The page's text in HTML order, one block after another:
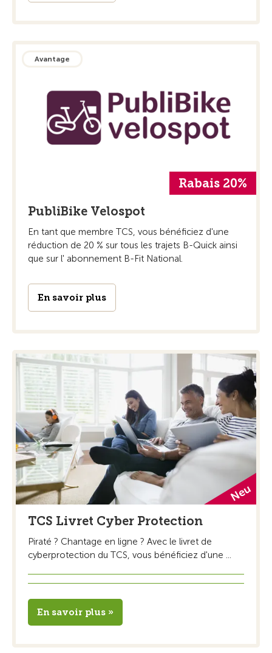
Avantage
Rabais 20%
PubliBike Velospot
En tant que membre TCS, vous bénéficiez d'une
réduction de 20 % sur tous les trajets B-Quick ainsi
que sur l' abonnement B-Fit National.
En savoir plus
TCS Livret Cyber Protection
Piraté ? Chantage en ligne ? Avec le livret de
cyberprotection du TCS, vous bénéficiez d'une ...
En savoir plus »